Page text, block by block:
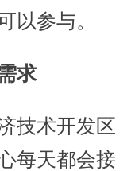
以参与。
求
术开发区
每天都会接